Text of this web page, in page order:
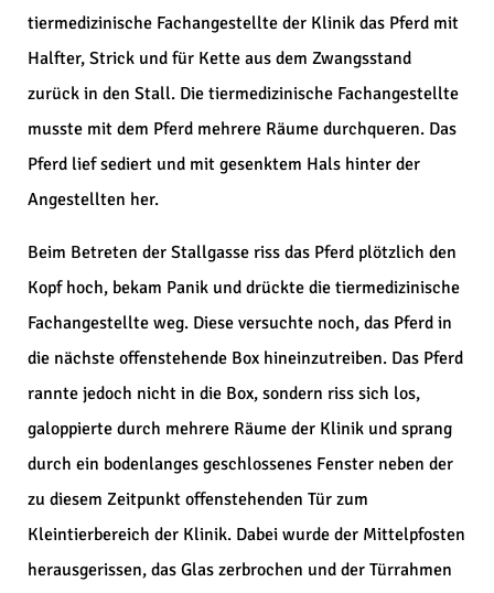
tiermedizinische Fachangestellte der Klinik das Pferd mit
Halfter, Strick und für Kette aus dem Zwangsstand
zurück in den Stall. Die tiermedizinische Fachangestellte
musste mit dem Pferd mehrere Räume durchqueren. Das
Pferd lief sediert und mit gesenktem Hals hinter der
Angestellten her.
Beim Betreten der Stallgasse riss das Pferd plötzlich den
Kopf hoch, bekam Panik und drückte die tiermedizinische
Fachangestellte weg. Diese versuchte noch, das Pferd in
die nächste offenstehende Box hineinzutreiben. Das Pferd
rannte jedoch nicht in die Box, sondern riss sich los,
galoppierte durch mehrere Räume der Klinik und sprang
durch ein bodenlanges geschlossenes Fenster neben der
zu diesem Zeitpunkt offenstehenden Tür zum
Kleintierbereich der Klinik. Dabei wurde der Mittelpfosten
herausgerissen, das Glas zerbrochen und der Türrahmen